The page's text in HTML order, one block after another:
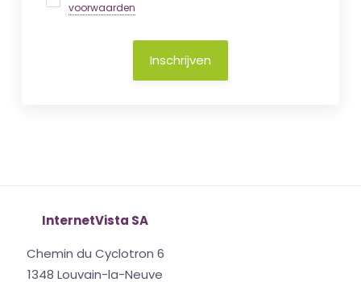
voorwaarden
Inschrijven
InternetVista SA
Chemin du Cyclotron 6
1348 Louvain-la-Neuve